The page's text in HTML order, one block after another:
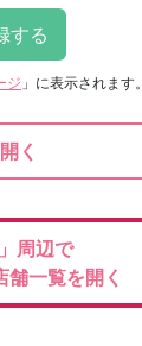
ジ 」に表示されます。
く
」周辺で
一覧を開く